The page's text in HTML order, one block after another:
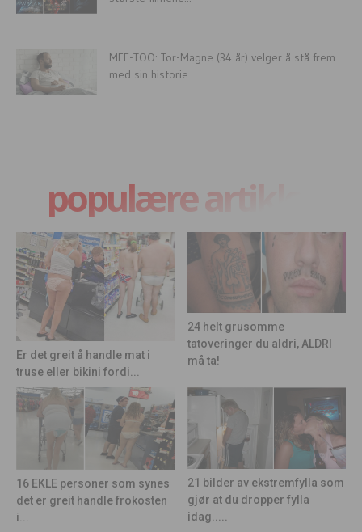
MEE-TOO: Tor-Magne (34 år) velger å stå frem
med sin historie...
populære artikler
Er det greit å handle mat i
truse eller bikini fordi...
24 helt grusomme
tatoveringer du aldri, ALDRI
må ta!
16 EKLE personer som synes
det er greit handle frokosten
i...
21 bilder av ekstremfylla som
gjør at du dropper fylla
idag.....